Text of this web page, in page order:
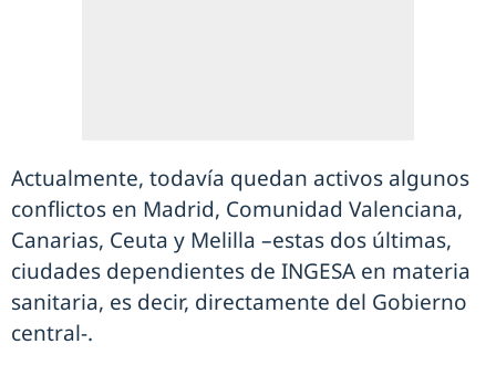
Actualmente, todavía quedan activos algunos
conflictos en Madrid, Comunidad Valenciana,
Canarias, Ceuta y Melilla –estas dos últimas,
ciudades dependientes de INGESA en materia
sanitaria, es decir, directamente del Gobierno
central-.